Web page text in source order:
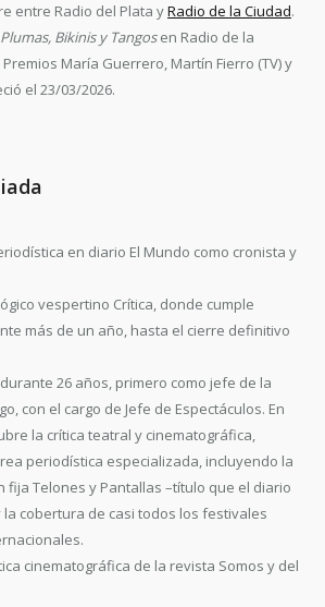
entre Radio del Plata yRadio de la Ciudad.
Plumas, Bikinis y Tangosen Radio de la
María Guerrero, Martín Fierro (TV) y
el 23/03/2026.
en diario El Mundo como cronista y
vespertino Crítica, donde cumple
más de un año, hasta el cierre definitivo
26 años, primero como jefe de la
con el cargo de Jefe de Espectáculos. En
la crítica teatral y cinematográfica,
periodística especializada, incluyendo la
fija Telones y Pantallas –título que el diario
cobertura de casi todos los festivales
cinematográfica de la revista Somos y del